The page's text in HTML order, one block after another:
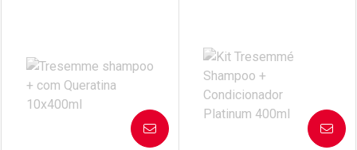
Laboratório
Por Menos Laboratório
Por Menos
AVISE-ME AVISE-ME